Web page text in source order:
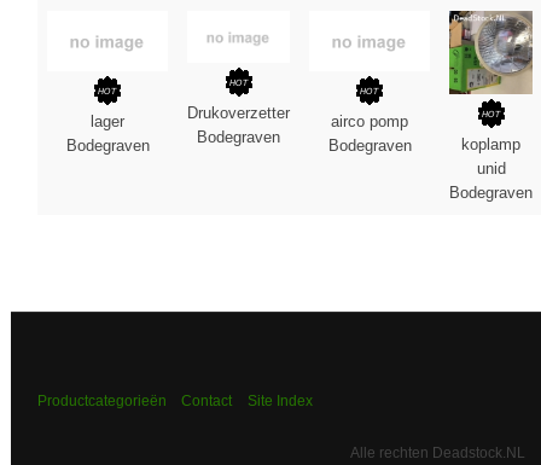
lager
Bodegraven
Drukoverzetter
Bodegraven
airco pomp
Bodegraven
koplamp
unid
Bodegraven
Productcategorieën Contact Site Index
Alle rechten Deadstock.NL